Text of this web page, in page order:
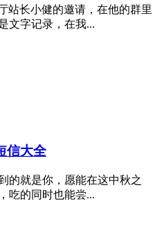
站长小健的邀请，在他的群里
文字记录，在我...
信大全
的就是你，愿能在这中秋之
吃的同时也能尝...